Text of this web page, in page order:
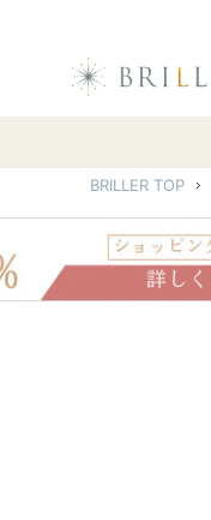
BRILLER TOP